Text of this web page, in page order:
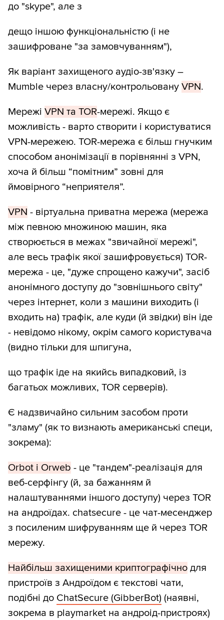
до "skype", але з
дещо іншою функціональністю (і не
зашифроване "за замовчуванням"),
Як варіант захищеного аудіо-зв'язку –
Mumble через власну/контрольовану VPN.
Мережі VPN та TOR-мережі. Якщо є
можливість - варто створити і користуватися
VPN-мережею. TOR-мережа є більш гнучким
способом анонімізації в порівнянні з VPN,
хоча й більш “помітним” зовні для
ймовірного “неприятеля”.
VPN - віртуальна приватна мережа (мережа
між певною множиною машин, яка
створюється в межах "звичайної мережі",
але весь трафік якої зашифровується) TOR-
мережа - це, "дуже спрощено кажучи", засіб
анонімного доступу до "зовнішнього світу"
через інтернет, коли з машини виходить (і
входить на) трафік, але куди (й звідки) він іде
- невідомо нікому, окрім самого користувача
(видно тільки для шпигуна,
що трафік іде на якийсь випадковий, із
багатьох можливих, TOR серверів).
Є надзвичайно сильним засобом проти
"зламу" (як то визнають американські специ,
зокрема):
Orbot і Orweb - це "тандем"-реалізація для
веб-серфінгу (й, за бажанням й
налаштуваннями іншого доступу) через TOR
на андроїдах. chatsecure - це чат-месенджер
з посиленим шифруванням ще й через TOR
мережу.
Найбільш захищеними криптографічно для
пристроїв з Андроїдом є текстові чати,
подібні до ChatSecure (GibberBot) (наявні,
зокрема в playmarket на андроід-пристроях)